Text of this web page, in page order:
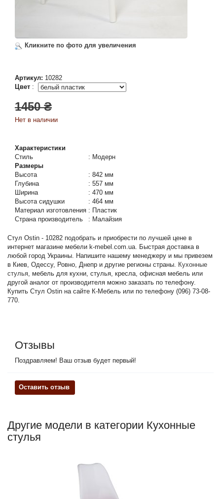
Кликните по фото для увеличения
Артикул: 10282
Цвет :
1450 ₴
Нет в наличии
Характеристики
Стиль
: Модерн
Размеры
Высота
: 842 мм
Глубина
: 557 мм
Ширина
: 470 мм
Высота сидушки
: 464 мм
Материал изготовления : Пластик
Страна производитель
: Малайзия
Стул Ostin - 10282 подобрать и приобрести по лучшей цене в
интернет магазине мебели k-mebel.com.ua. Быстрая доставка в
любой город Украины. Напишите нашему менеджеру и мы привезем
в Киев, Одессу, Ровно, Днепр и другие регионы страны. Кухонные
стулья, мебель для кухни, стулья, кресла, офисная мебель или
другой аналог от производителя можно заказать по телефону.
Купить Стул Ostin на сайте К-Мебель или по телефону (096) 73-08-
770.
Отзывы
Поздравляем! Ваш отзыв будет первый!
Оставить отзыв
Другие модели в категории Кухонные
стулья